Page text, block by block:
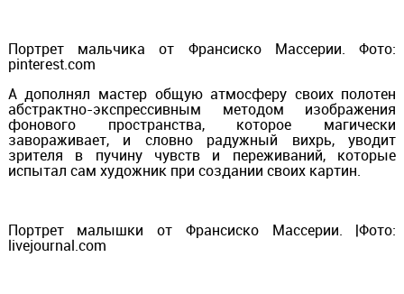
Портрет мальчика от Франсиско Массерии. Фото:
pinterest.com
А дополнял мастер общую атмосферу своих полотен
абстрактно-экспрессивным методом изображения
фонового пространства, которое магически
завораживает, и словно радужный вихрь, уводит
зрителя в пучину чувств и переживаний, которые
испытал сам художник при создании своих картин.
Портрет малышки от Франсиско Массерии. |Фото:
livejournal.com